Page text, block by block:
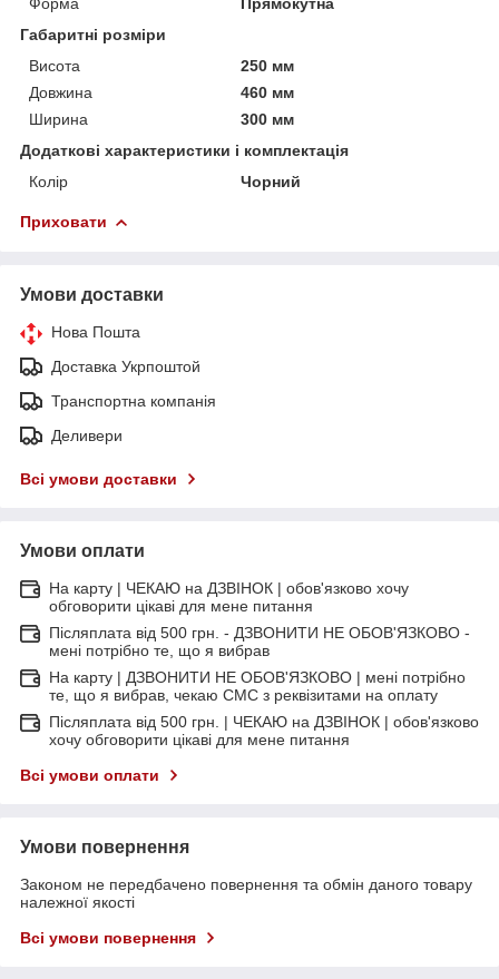
Габаритні розміри
Висота
250 мм
Довжина
460 мм
Ширина
300 мм
Додаткові характеристики і комплектація
Колір
Чорний
Приховати
Умови доставки
Нова Пошта
Доставка Укрпоштой
Транспортна компанія
Деливери
Всі умови доставки
Умови оплати
На карту | ЧЕКАЮ на ДЗВІНОК | обов'язково хочу
обговорити цікаві для мене питання
Післяплата від 500 грн. - ДЗВОНИТИ НЕ ОБОВ'ЯЗКОВО -
мені потрібно те, що я вибрав
На карту | ДЗВОНИТИ НЕ ОБОВ'ЯЗКОВО | мені потрібно
те, що я вибрав, чекаю СМС з реквізитами на оплату
Післяплата від 500 грн. | ЧЕКАЮ на ДЗВІНОК | обов'язково
хочу обговорити цікаві для мене питання
Всі умови оплати
Умови повернення
Законом не передбачено повернення та обмін даного товару
належної якості
Всі умови повернення